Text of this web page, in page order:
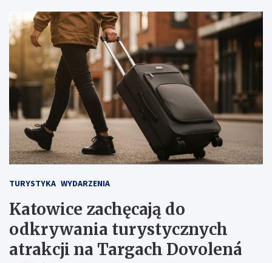
TURYSTYKA WYDARZENIA
Katowice zachęcają do
odkrywania turystycznych
atrakcji na Targach Dovolená